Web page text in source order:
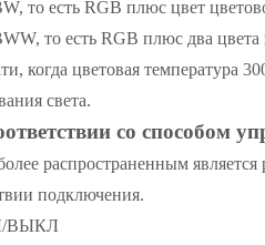
то есть RGB плюс цвет
то есть RGB плюс два
когда цветовая температура
света.
со способом
распространенным
подключения.
ВЫКЛ